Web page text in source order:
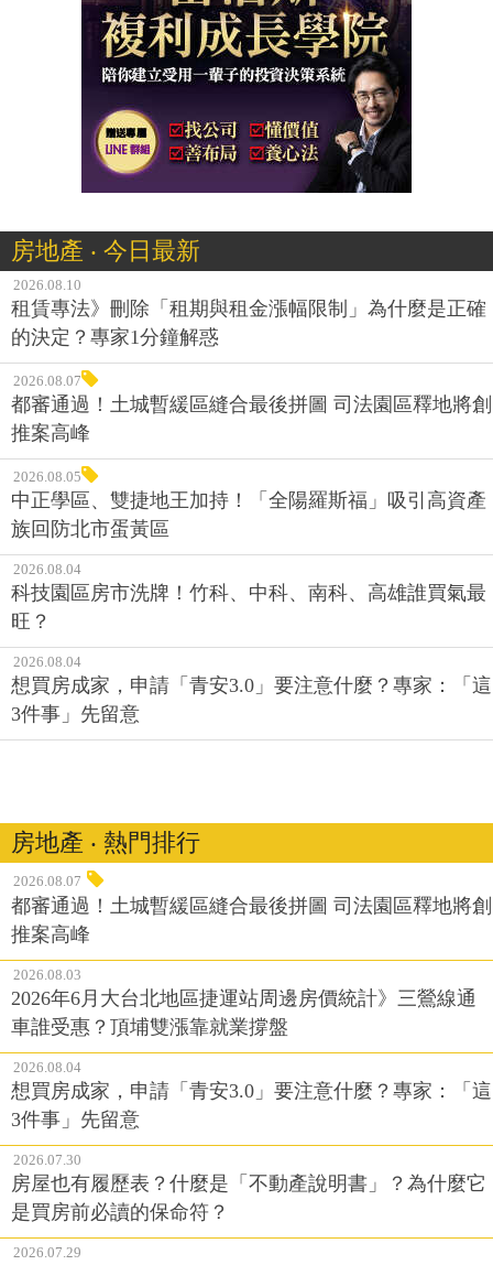
房地產 ‧ 今日最新
2026.08.10
租賃專法》刪除「租期與租金漲幅限制」為什麼是正確
的決定？專家1分鐘解惑
2026.08.07
都審通過！土城暫緩區縫合最後拼圖 司法園區釋地將創
推案高峰
2026.08.05
中正學區、雙捷地王加持！「全陽羅斯福」吸引高資產
族回防北市蛋黃區
2026.08.04
科技園區房市洗牌！竹科、中科、南科、高雄誰買氣最
旺？
2026.08.04
想買房成家，申請「青安3.0」要注意什麼？專家：「這
3件事」先留意
房地產 ‧ 熱門排行
2026.08.07
都審通過！土城暫緩區縫合最後拼圖 司法園區釋地將創
推案高峰
2026.08.03
2026年6月大台北地區捷運站周邊房價統計》三鶯線通
車誰受惠？頂埔雙漲靠就業撐盤
2026.08.04
想買房成家，申請「青安3.0」要注意什麼？專家：「這
3件事」先留意
2026.07.30
房屋也有履歷表？什麼是「不動產說明書」？為什麼它
是買房前必讀的保命符？
2026.07.29